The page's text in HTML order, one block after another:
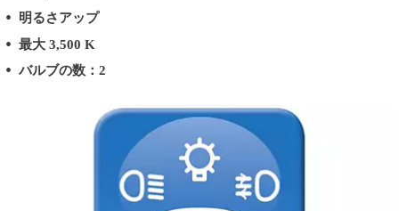
明るさアップ
最大 3,500 K
バルブの数：2